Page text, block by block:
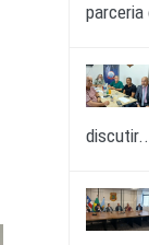
parceria